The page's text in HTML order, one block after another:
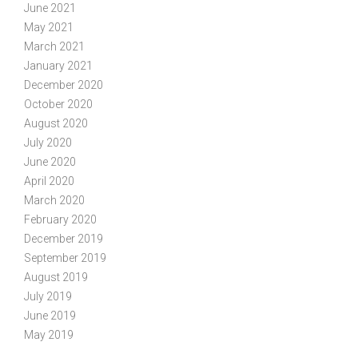
June 2021
May 2021
March 2021
January 2021
December 2020
October 2020
August 2020
July 2020
June 2020
April 2020
March 2020
February 2020
December 2019
September 2019
August 2019
July 2019
June 2019
May 2019